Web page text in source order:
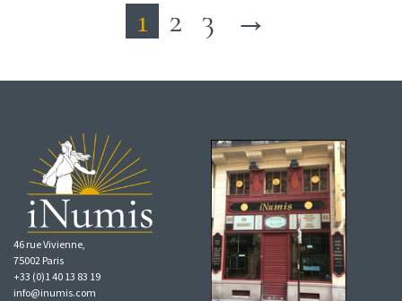
1 2 3 →
46 rue Vivienne,
75002 Paris
+33 (0)1 40 13 83 19
info@inumis.com